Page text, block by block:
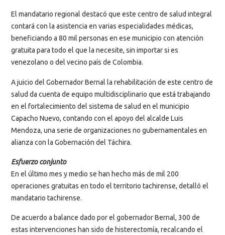
El mandatario regional destacó que este centro de salud integral
contará con la asistencia en varias especialidades médicas,
beneficiando a 80 mil personas en ese municipio con atención
gratuita para todo el que la necesite, sin importar si es
venezolano o del vecino país de Colombia.
A juicio del Gobernador Bernal la rehabilitación de este centro de
salud da cuenta de equipo multidisciplinario que está trabajando
en el fortalecimiento del sistema de salud en el municipio
Capacho Nuevo, contando con el apoyo del alcalde Luis
Mendoza, una serie de organizaciones no gubernamentales en
alianza con la Gobernación del Táchira.
Esfuerzo conjunto
En el último mes y medio se han hecho más de mil 200
operaciones gratuitas en todo el territorio tachirense, detalló el
mandatario tachirense.
De acuerdo a balance dado por el gobernador Bernal, 300 de
estas intervenciones han sido de histerectomía, recalcando el